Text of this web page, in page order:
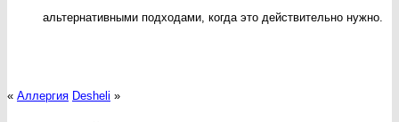
альтернативными подходами, когда это действительно нужно.
« Аллергия Desheli »